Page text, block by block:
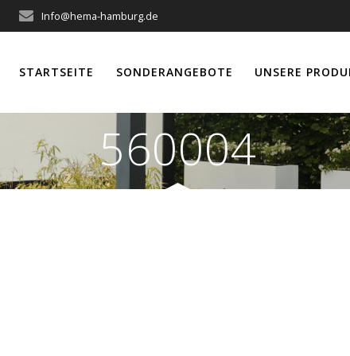
Info@hema-hamburg.de
STARTSEITE SONDERANGEBOTE UNSERE
560004